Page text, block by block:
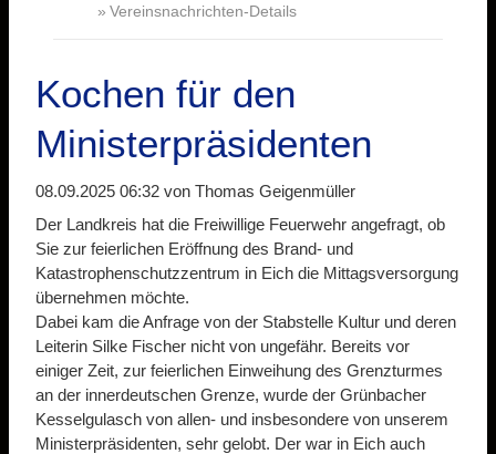
Vereinsnachrichten-Details
Kochen für den
Ministerpräsidenten
08.09.2025 06:32 von Thomas Geigenmüller
Der Landkreis hat die Freiwillige Feuerwehr angefragt, ob
Sie zur feierlichen Eröffnung des Brand- und
Katastrophenschutzzentrum in Eich die Mittagsversorgung
übernehmen möchte.
Dabei kam die Anfrage von der Stabstelle Kultur und deren
Leiterin Silke Fischer nicht von ungefähr. Bereits vor
einiger Zeit, zur feierlichen Einweihung des Grenzturmes
an der innerdeutschen Grenze, wurde der Grünbacher
Kesselgulasch von allen- und insbesondere von unserem
Ministerpräsidenten, sehr gelobt. Der war in Eich auch